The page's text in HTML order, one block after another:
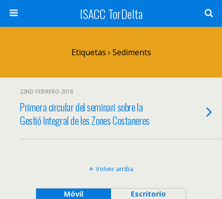
ISACC TorDelta
Etiquetas › Sediments
22ND FEBRERO 2018
Primera circular del seminari sobre la
Gestió Integral de les Zones Costaneres
Volver arriba
Móvil Escritorio